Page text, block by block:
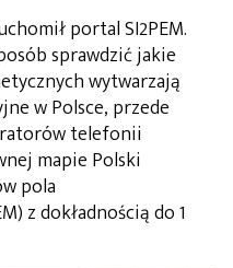
portal SI2PEM.
sprawdzić jakie
wytwarzają
w Polsce, przede
telefonii
mapie Polski
pola
z dokładnością do 1